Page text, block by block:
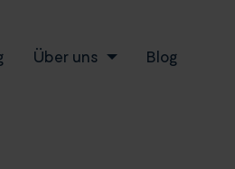
Über uns Blog